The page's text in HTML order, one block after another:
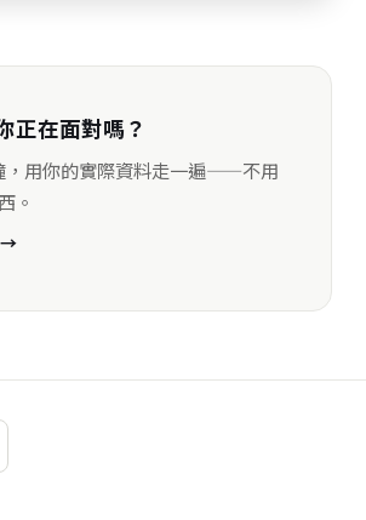
正在面對嗎？
，用你的實際資料走一遍——不用
。
→